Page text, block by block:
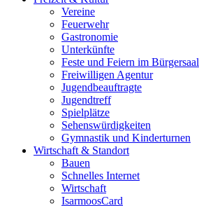
Vereine
Feuerwehr
Gastronomie
Unterkünfte
Feste und Feiern im Bürgersaal
Freiwilligen Agentur
Jugendbeauftragte
Jugendtreff
Spielplätze
Sehenswürdigkeiten
Gymnastik und Kinderturnen
Wirtschaft & Standort
Bauen
Schnelles Internet
Wirtschaft
IsarmoosCard